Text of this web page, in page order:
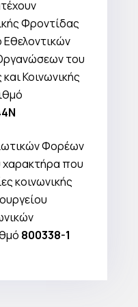
Φροντίδας
του
Κοινωνικής
Φορέων
χαρακτήρα που
κοινωνικής
800338-1